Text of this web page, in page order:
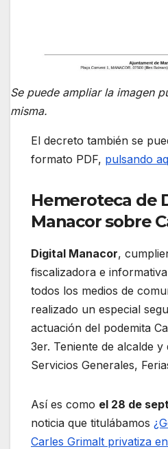
Se puede ampliar la imagen
misma.
El decreto también se
formato PDF, pulsando
Hemeroteca de
Manacor sobre
Digital Manacor,
fiscalizadora e
todos los medios de
realizado un especial
actuación del podemita
3er. Teniente de alcalde y
Servicios Generales,
Así es como el 28 de
noticia que titulábamos
Carles Grimalt privatiza